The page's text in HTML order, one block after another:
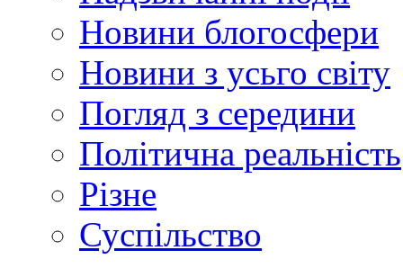
Новини блогосфери
Новини з усьго світу
Погляд з середини
Політична реальність
Різне
Суспільство